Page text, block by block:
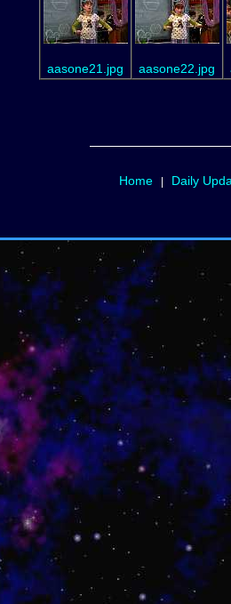
aasone21.jpg aasone22.jpg
Home| Daily